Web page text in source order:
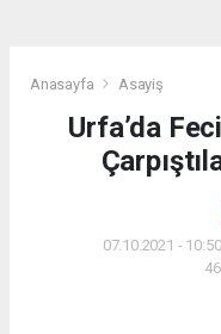
Anasayfa Asayiş
Urfa’da
07.10.2021 -